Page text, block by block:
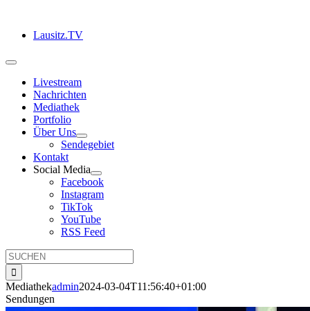
springenLausitz.TV
Toggle
NavigationLivestream
Nachrichten
Mediathek
Portfolio
Über Uns
Sendegebiet
Kontakt
Social Media
Facebook
Instagram
TikTok
YouTube
RSS Feed
Suche
nach:
Mediathekadmin2024-03-04T11:56:40+01:00
Sendungen